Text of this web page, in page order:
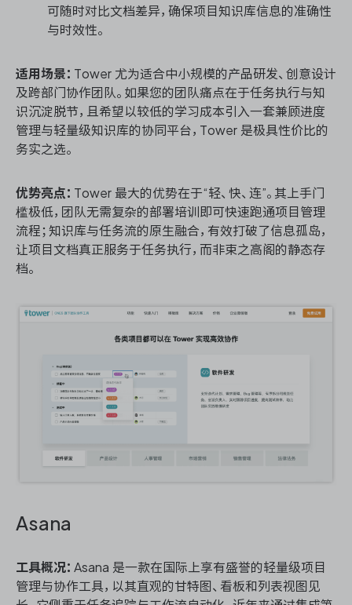
可随时对比文档差异，确保项目知识库信息的准确性
与时效性。
适用场景： Tower 尤为适合中小规模的产品研发、创意设计
及跨部门协作团队。如果您的团队痛点在于任务执行与知
识沉淀脱节，且希望以较低的学习成本引入一套兼顾进度
管理与轻量级知识库的协同平台，Tower 是极具性价比的
务实之选。
优势亮点： Tower 最大的优势在于“轻、快、连”。其上手门
槛极低，团队无需复杂的部署培训即可快速跑通项目管理
流程；知识库与任务流的原生融合，有效打破了信息孤岛，
让项目文档真正服务于任务执行，而非束之高阁的静态存
档。
Asana
工具概况： Asana 是一款在国际上享有盛誉的轻量级项目
管理与协作工具，以其直观的甘特图、看板和列表视图见